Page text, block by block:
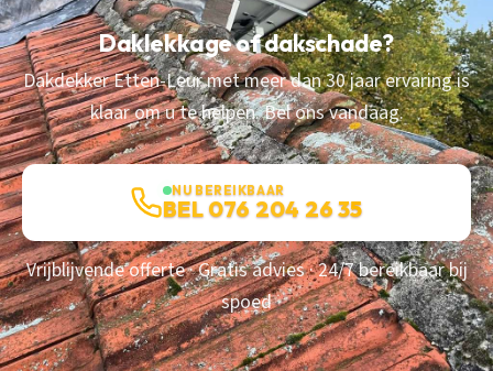
Daklekkage of dakschade?
Dakdekker Etten-Leur met meer dan 30 jaar ervaring is
klaar om u te helpen. Bel ons vandaag.
NU BEREIKBAAR
BEL 076 204 26 35
Vrijblijvende offerte · Gratis advies · 24/7 bereikbaar bij
spoed